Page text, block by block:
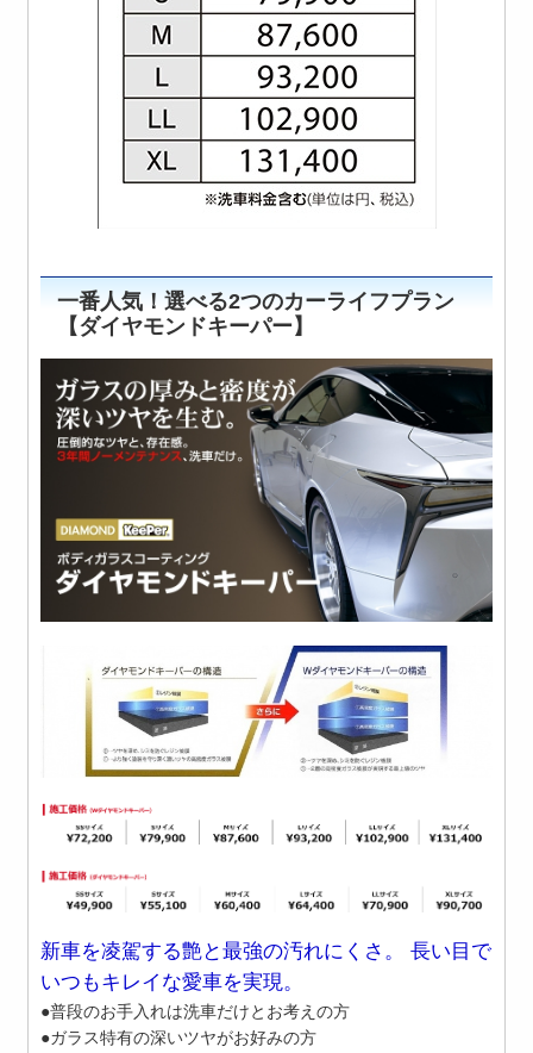
一番人気！選べる2つのカーライフプラン
【ダイヤモンドキーパー】
新車を凌駕する艶と最強の汚れにくさ。 長い目で
いつもキレイな愛車を実現。
●普段のお手入れは洗車だけとお考えの方
●ガラス特有の深いツヤがお好みの方